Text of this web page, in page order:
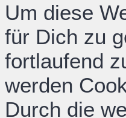
Um diese
für Dich zu
fortlaufend
werden
Durch die